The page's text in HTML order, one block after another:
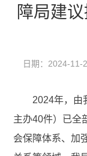
障局建
日期：2024-
2024年，由
主办40件）已全
会保障体系、加